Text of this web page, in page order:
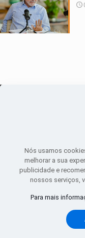
Sobre|
Nós usamos
melhorar a sua
publicidade e
nossos serviços,
Para mais